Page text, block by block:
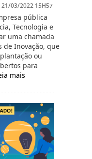
21/03/2022 15H57
pública
Tecnologia e
uma chamada
de Inovação, que
ou
para
mais